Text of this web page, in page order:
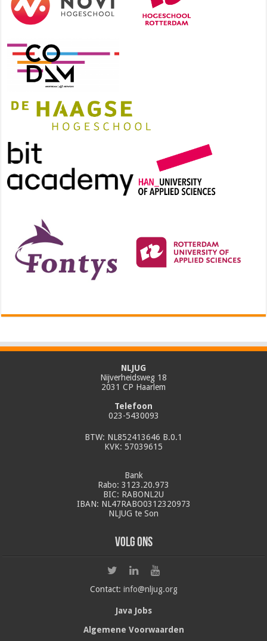
NLJUG
Nijverheidsweg 18
2031 CP Haarlem
Telefoon
023-5430093
BTW: NL852413646 B.0.1
KVK: 57039615
Bank
Rabo: 3123.20.973
BIC: RABONL2U
IBAN: NL47RABO0312320973
NLJUG te Son
Volg ons
Contact: info@nljug.org
Java Jobs
Algemene Voorwaarden